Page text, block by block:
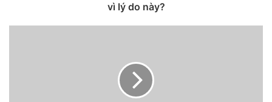
vì lý do này?